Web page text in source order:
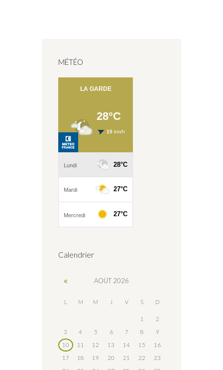
MÉTÉO
Calendrier
AOÛT 2026
L M M J V S D
1
2
3
4 5 6 7 8
9
10
11 12 13 14 15
16
17
18 19 20 21 22
23